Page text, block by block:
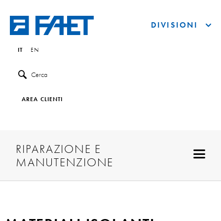
IT EN
Cerca
AREA CLIENTI
DIVISIONI
RIPARAZIONE E
MANUTENZIONE